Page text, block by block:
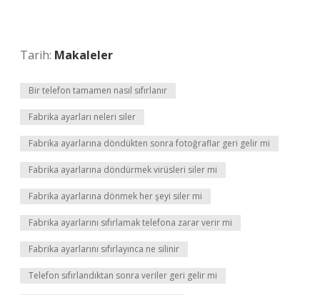
Tarih: Makaleler
Bir telefon tamamen nasıl sıfırlanır
Fabrika ayarları neleri siler
Fabrika ayarlarına döndükten sonra fotoğraflar geri gelir mi
Fabrika ayarlarına döndürmek virüsleri siler mi
Fabrika ayarlarına dönmek her şeyi siler mi
Fabrika ayarlarını sıfırlamak telefona zarar verir mi
Fabrika ayarlarını sıfırlayınca ne silinir
Telefon sıfırlandıktan sonra veriler geri gelir mi